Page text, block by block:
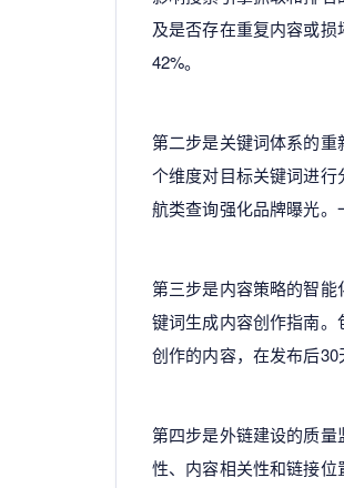
及是否存在重复内容或
42%。
第二步是关键词体系的
个维度对目标关键词进
航类查询强化品牌曝光。
第三步是内容策略的智能
键词生成内容创作指南
创作的内容，在发布后30
第四步是外链建设的质
性、内容相关性和链接